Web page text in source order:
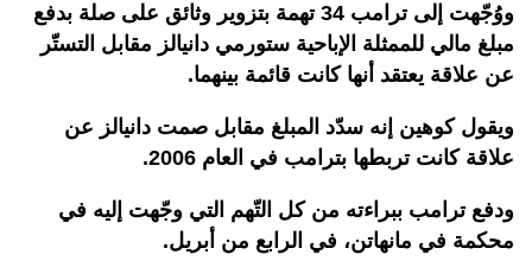
ووُجّهت إلى ترامب 34 تهمة بتزوير وثائق على صلة بدفع
مبلغ مالي للممثلة الإباحية ستورمي دانيالز مقابل التستّر
عن علاقة يعتقد أنها كانت قائمة بينهما.
ويقول كوهين إنه سدّد المبلغ مقابل صمت دانيالز عن
علاقة كانت تربطها بترامب في العام 2006.
ودفع ترامب ببراءته من كل التّهم التي وجّهت إليه في
محكمة في مانهاتن، في الرابع من أبريل.